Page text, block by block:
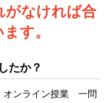
がなければ合
す。
たか？
ンライン授業 一問